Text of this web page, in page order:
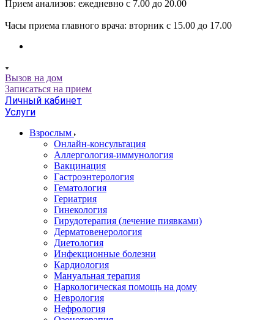
Прием анализов: ежедневно с 7.00 до 20.00
Часы приема главного врача: вторник с 15.00 до 17.00
Вызов на дом
Записаться на прием
Личный кабинет
Услуги
Взрослым
Онлайн-консультация
Аллергология-иммунология
Вакцинация
Гастроэнтерология
Гематология
Гериатрия
Гинекология
Гирудотерапия (лечение пиявками)
Дерматовенерология
Диетология
Инфекционные болезни
Кардиология
Мануальная терапия
Наркологическая помощь на дому
Неврология
Нефрология